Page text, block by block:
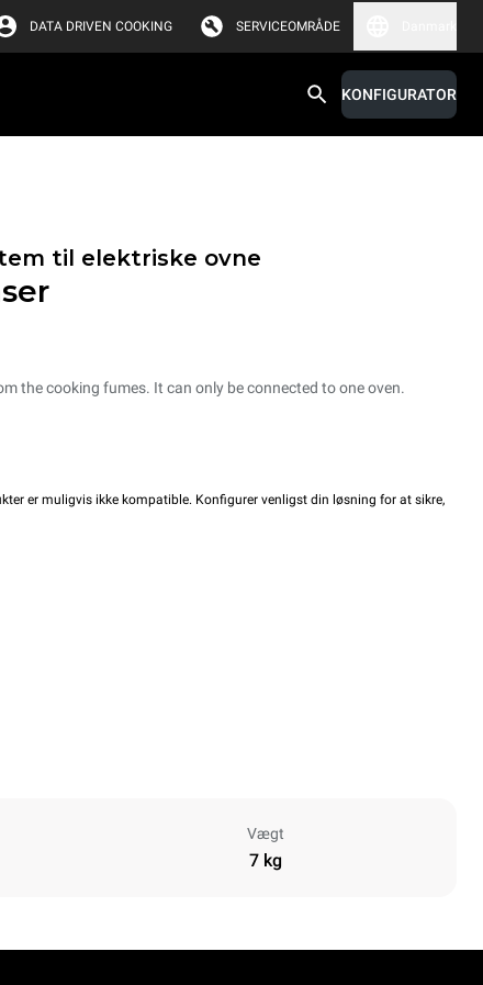
DATA DRIVEN COOKING SERVICEOMRÅDE
KONFIGURATOR
til elektriske ovne
the cooking fumes. It can only be connected to one oven.
er muligvis ikke kompatible. Konfigurer venligst din løsning for at sikre,
Vægt
7 kg